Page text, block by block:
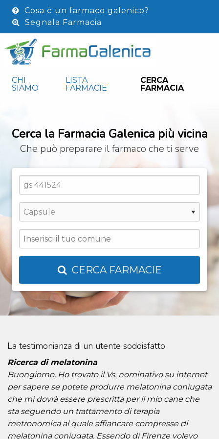
Cosa è un farmaco galenico?
Segnala Farmacia
CHI
SIAMO
LISTA
FARMACIE
CERCA
FARMACIA
Cerca la Farmacia Galenica più vicina
Che può preparare il farmaco che ti serve
CERCA FARMACIE
La testimonianza di un utente soddisfatto
Ricerca di melatonina
Buongiorno, Ho trovato il Vs. nominativo su internet
per sapere se potete produrre melatonina coniugata
che mi dovrà essere prescritta per il mio cane che
sta seguendo un trattamento di terapia
metronomica al quale affiancare compresse di
melatonina coniugata. Essendo di Firenze volevo